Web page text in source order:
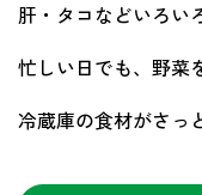
肝・タコなどいろい
忙しい日でも、野菜
冷蔵庫の食材がさっ